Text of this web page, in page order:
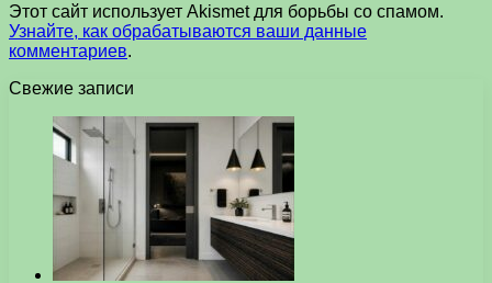
Этот сайт использует Akismet для борьбы со спамом.
Узнайте, как обрабатываются ваши данные
комментариев.
Свежие записи